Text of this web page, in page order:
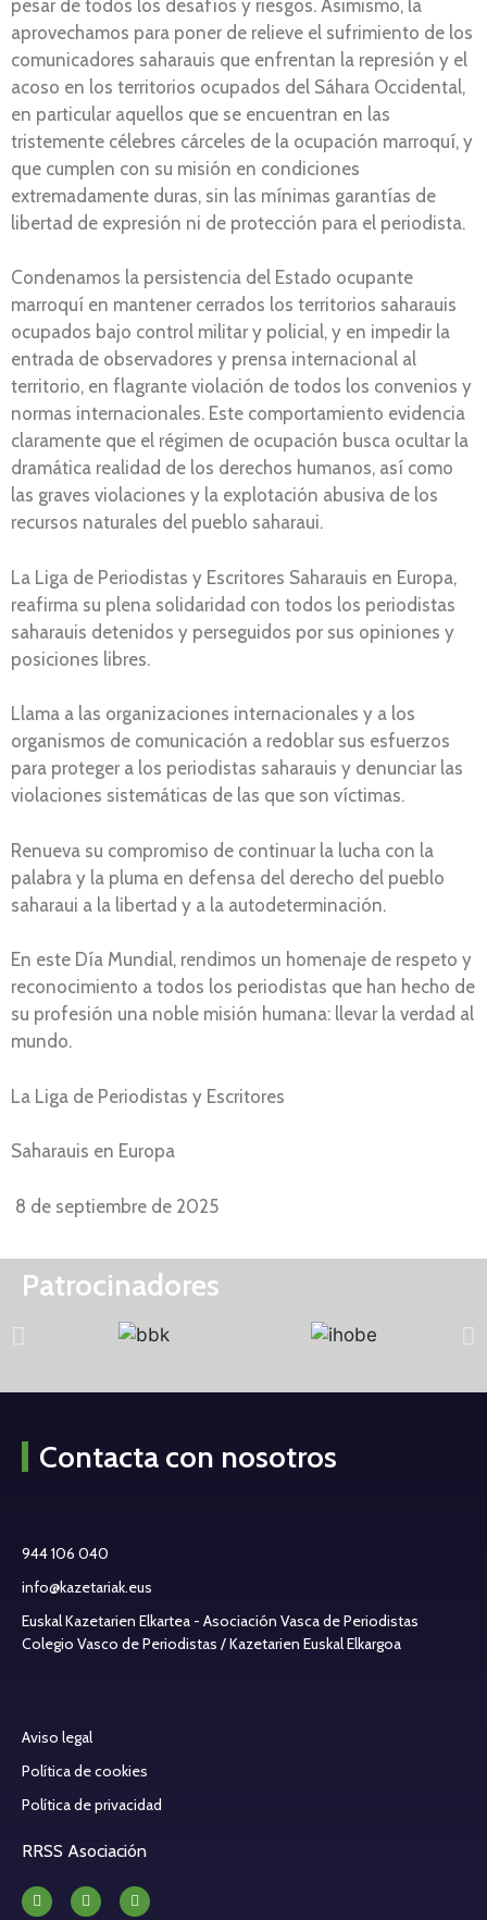
pesar de todos los desafíos y riesgos. Asimismo, la
aprovechamos para poner de relieve el sufrimiento de los
comunicadores saharauis que enfrentan la represión y el
acoso en los territorios ocupados del Sáhara Occidental,
en particular aquellos que se encuentran en las
tristemente célebres cárceles de la ocupación marroquí, y
que cumplen con su misión en condiciones
extremadamente duras, sin las mínimas garantías de
libertad de expresión ni de protección para el periodista.
Condenamos la persistencia del Estado ocupante
marroquí en mantener cerrados los territorios saharauis
ocupados bajo control militar y policial, y en impedir la
entrada de observadores y prensa internacional al
territorio, en flagrante violación de todos los convenios y
normas internacionales. Este comportamiento evidencia
claramente que el régimen de ocupación busca ocultar la
dramática realidad de los derechos humanos, así como
las graves violaciones y la explotación abusiva de los
recursos naturales del pueblo saharaui.
La Liga de Periodistas y Escritores Saharauis en Europa,
reafirma su plena solidaridad con todos los periodistas
saharauis detenidos y perseguidos por sus opiniones y
posiciones libres.
Llama a las organizaciones internacionales y a los
organismos de comunicación a redoblar sus esfuerzos
para proteger a los periodistas saharauis y denunciar las
violaciones sistemáticas de las que son víctimas.
Renueva su compromiso de continuar la lucha con la
palabra y la pluma en defensa del derecho del pueblo
saharaui a la libertad y a la autodeterminación.
En este Día Mundial, rendimos un homenaje de respeto y
reconocimiento a todos los periodistas que han hecho de
su profesión una noble misión humana: llevar la verdad al
mundo.
La Liga de Periodistas y Escritores
Saharauis en Europa
8 de septiembre de 2025
Patrocinadores
Contacta con nosotros
944 106 040
info@kazetariak.eus
Euskal Kazetarien Elkartea - Asociación Vasca de Periodistas
Colegio Vasco de Periodistas / Kazetarien Euskal Elkargoa
Aviso legal
Política de cookies
Política de privacidad
RRSS Asociación